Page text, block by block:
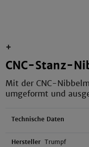
+
CNC-Stanz-
Mit der CNC-
umgeformt und
Technische Daten
HerstellerTrumpf